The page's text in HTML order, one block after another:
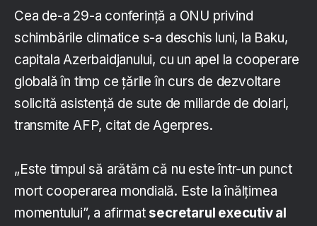
Cea de-a 29-a conferinţă a ONU privind
schimbările climatice s-a deschis luni, la Baku,
capitala Azerbaidjanului, cu un apel la cooperare
globală în timp ce ţările în curs de dezvoltare
solicită asistenţă de sute de miliarde de dolari,
transmite AFP, citat de Agerpres.
„Este timpul să arătăm că nu este într-un punct
mort cooperarea mondială. Este la înălţimea
momentului”, a afirmat secretarul executiv al